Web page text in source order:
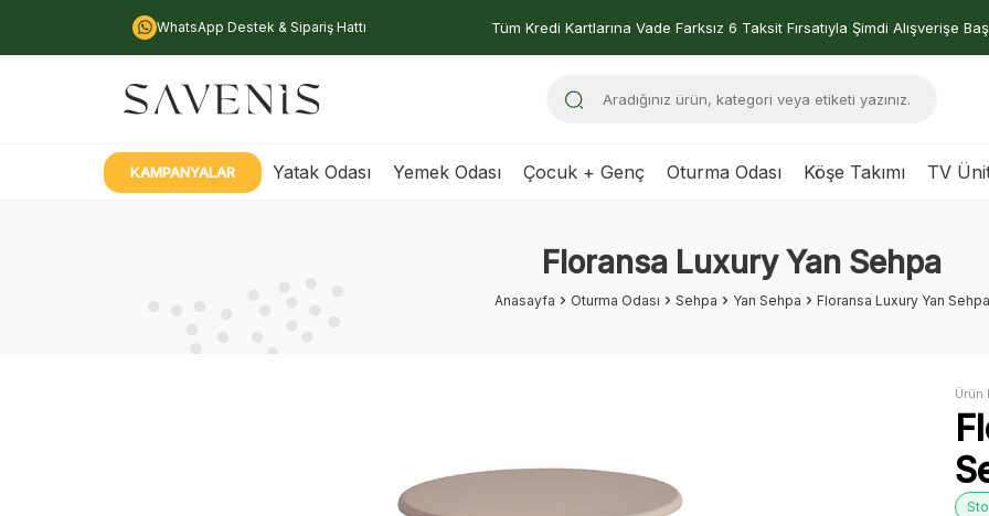
WhatsApp Destek & Sipariş Hattı Tüm Kredi Kartlarına Vade Farksız 6 Taksit Fırsatıyla Şimdi Alışverişe
KAMPANYALAR Yatak Odası Yemek Odası Çocuk + Genç Oturma Odası Köşe Takımı TV
Floransa Luxury Yan Sehpa
Anasayfa Oturma Odası Sehpa Yan Sehpa Floransa Luxury Yan Sehpa
Ürün